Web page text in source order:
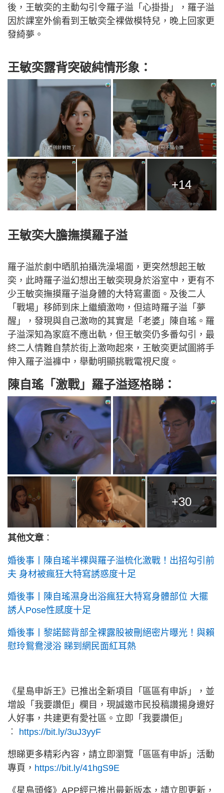
後，王敏奕的主動勾引令羅子溢「心掛掛」，羅子溢
因於課室外偷看到王敏奕全裸做模特兒，晚上回家更
發綺夢。
王敏奕露背突破純情形象：
+14
王敏奕大膽撫摸羅子溢
羅子溢於劇中晒肌拍攝洗澡場面，更突然想起王敏
奕，此時羅子溢幻想出王敏奕現身於浴室中，更有不
少王敏奕撫摸羅子溢身體的大特寫畫面。及後二人
「戰場」移師到床上繼續激吻，但這時羅子溢「夢
醒」，發現與自己激吻的其實是「老婆」陳自瑤。羅
子溢深知為家庭不應出軌，但王敏奕仍多番勾引，最
終二人情難自禁於街上激吻起來，王敏奕更試圖將手
伸入羅子溢褲中，舉動明顯挑戰電視尺度。
陳自瑤「激戰」羅子溢逐格睇：
+30
其他文章 ：
婚後事丨陳自瑤半裸與羅子溢梳化激戰！出招勾引前
夫 身材被瘋狂大特寫誘惑度十足
婚後事丨陳自瑤濕身出浴瘋狂大特寫身體部位 大擺
誘人Pose性感度十足
婚後事丨黎諾懿背部全裸露股被刪絕密片曝光！與賴
慰玲鴛鴦浸浴 睇到網民面紅耳熱
《星島申訴王》已推出全新項目「區區有申訴」，並
增設「我要讚佢」欄目，現誠邀市民投稿讚揚身邊好
人好事，共建更有愛社區。立即「我要讚佢」
︰ https://bit.ly/3uJ3yyF
想睇更多精彩內容，請立即瀏覽「區區有申訴」活動
專頁， https://bit.ly/41hgS9E
《星島頭條》APP經已推出最新版本，請立即更新，